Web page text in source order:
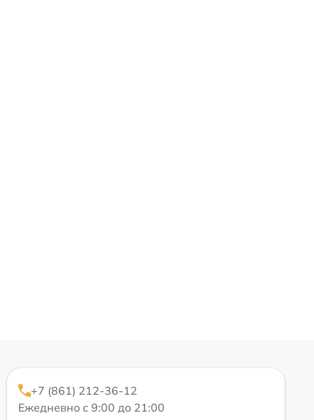
+7 (861) 212-36-12
Ежедневно с 9:00 до 21:00